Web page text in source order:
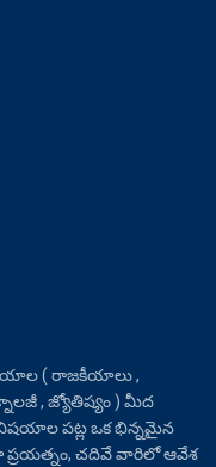
( రాజకీయాలు ,
, జ్యోతిష్యం ) మీద
విషయాల పట్ల ఒక భిన్నమైన
చదివే వారిలో ఆవేశ